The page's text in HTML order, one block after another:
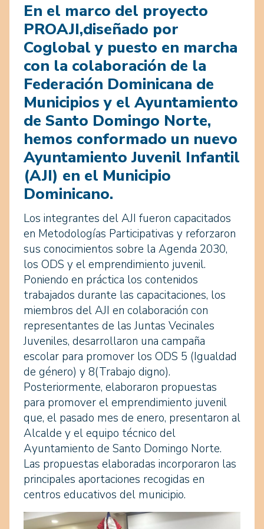
En el marco del proyecto
PROAJI,diseñado por
Coglobal y puesto en marcha
con la colaboración de la
Federación Dominicana de
Municipios y el Ayuntamiento
de Santo Domingo Norte,
hemos conformado un nuevo
Ayuntamiento Juvenil Infantil
(AJI) en el Municipio
Dominicano.
Los integrantes del AJI fueron capacitados
en Metodologías Participativas y reforzaron
sus conocimientos sobre la Agenda 2030,
los ODS y el emprendimiento juvenil.
Poniendo en práctica los contenidos
trabajados durante las capacitaciones, los
miembros del AJI en colaboración con
representantes de las Juntas Vecinales
Juveniles, desarrollaron una campaña
escolar para promover los ODS 5 (Igualdad
de género) y 8(Trabajo digno).
Posteriormente, elaboraron propuestas
para promover el emprendimiento juvenil
que, el pasado mes de enero, presentaron al
Alcalde y el equipo técnico del
Ayuntamiento de Santo Domingo Norte.
Las propuestas elaboradas incorporaron las
principales aportaciones recogidas en
centros educativos del municipio.